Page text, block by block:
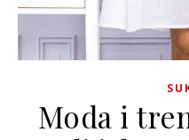
Moda i